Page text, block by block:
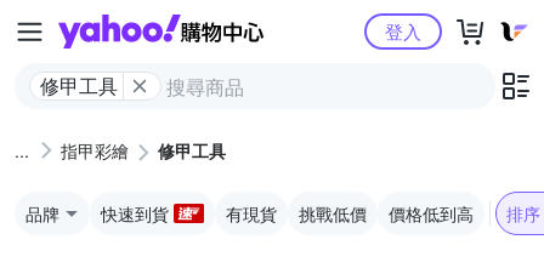
Yahoo購物中心
修甲工具
登入
指甲彩繪 修甲工具
品牌 快速到貨 有現貨 挑戰低價 價格低到高 排序